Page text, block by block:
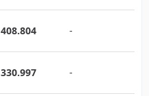
408.804 -
330.997 -